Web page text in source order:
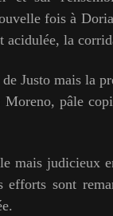
fois à
acidulée, la
Justo mais la
Moreno, pâle
judicieux
sont